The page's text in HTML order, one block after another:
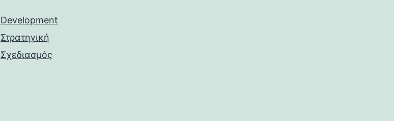
Development
Στρατηγική
Σχεδιασμός